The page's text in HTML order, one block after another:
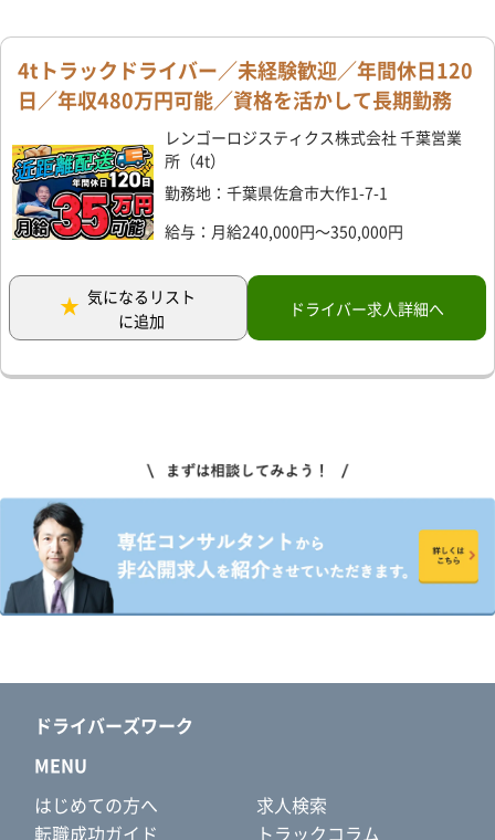
4tトラックドライバー／未経験歓迎／年間休日120
日／年収480万円可能／資格を活かして長期勤務
レンゴーロジスティクス株式会社 千葉営業
所（4t）
勤務地：千葉県佐倉市大作1-7-1
給与：月給240,000円～350,000円
気になるリスト
に追加
ドライバー求人詳細へ
ドライバーズワーク
MENU
はじめての方へ
求人検索
転職成功ガイド
トラックコラム